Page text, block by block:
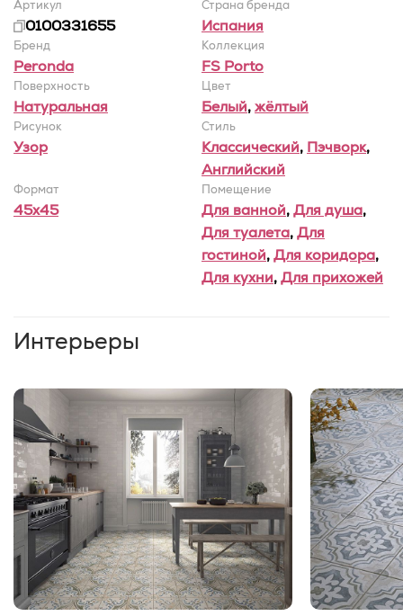
Артикул
0100331655
Страна бренда
Испания
Бренд
Peronda
Коллекция
FS Porto
Поверхность
Натуральная
Цвет
Белый,жёлтый
Рисунок
Узор
Стиль
Классический, Пэчворк,
Английский
Формат
45x45
Помещение
Для ванной,Для душа,
Для туалета,Для
гостиной,Для коридора,
Для кухни,Для прихожей
Интерьеры